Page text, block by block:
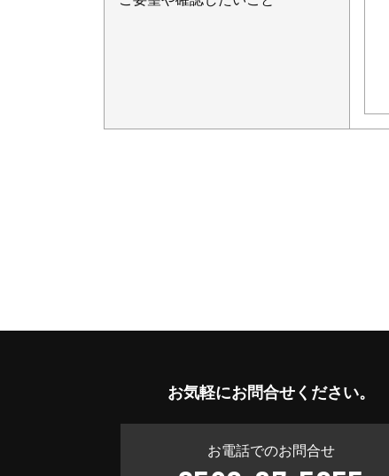
お気軽にお問合せください。
お電話でのお問合せ